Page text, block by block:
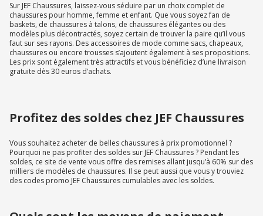
Sur JEF Chaussures, laissez-vous séduire par un choix complet de
chaussures pour homme, femme et enfant. Que vous soyez fan de
baskets, de chaussures à talons, de chaussures élégantes ou des
modèles plus décontractés, soyez certain de trouver la paire qu’il vous
faut sur ses rayons. Des accessoires de mode comme sacs, chapeaux,
chaussures ou encore trousses s’ajoutent également à ses propositions.
Les prix sont également très attractifs et vous bénéficiez d’une livraison
gratuite dès 30 euros d’achats.
Profitez des soldes chez JEF Chaussures
Vous souhaitez acheter de belles chaussures à prix promotionnel ?
Pourquoi ne pas profiter des soldes sur JEF Chaussures ? Pendant les
soldes, ce site de vente vous offre des remises allant jusqu’à 60% sur des
milliers de modèles de chaussures. Il se peut aussi que vous y trouviez
des codes promo JEF Chaussures cumulables avec les soldes.